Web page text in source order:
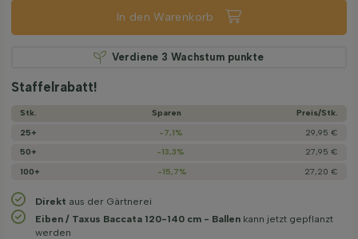
In den Warenkorb
Verdiene 3 Wachstum punkte
Staffelrabatt!
Stk. Sparen
Preis/­Stk.
25+
-7,1%
29,95 €
50+
-13,3%
27,95 €
100+
-15,7% 27,20 €
Direkt aus der Gärtnerei
Eiben / Taxus Baccata 120-140 cm - Ballen kann jetzt gepflanzt
werden